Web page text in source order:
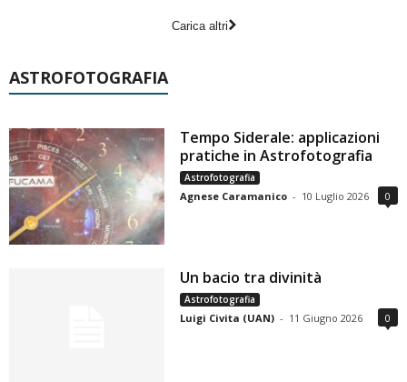
Carica altri
ASTROFOTOGRAFIA
Tempo Siderale: applicazioni
pratiche in Astrofotografia
Astrofotografia
Agnese Caramanico - 10 Luglio 2026 0
Un bacio tra divinità
Astrofotografia
Luigi Civita (UAN) - 11 Giugno 2026 0